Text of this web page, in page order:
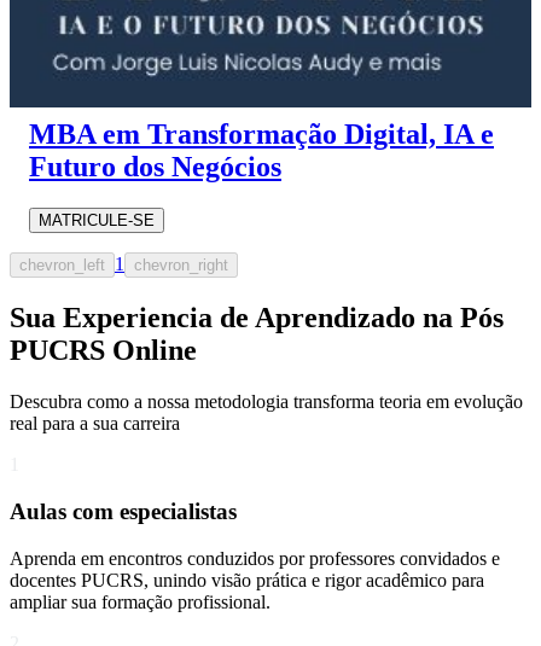
MBA em Transformação Digital, IA e
Futuro dos Negócios
MATRICULE-SE
chevron_left 1 chevron_right
Sua Experiencia de Aprendizado na Pós
PUCRS Online
Descubra como a nossa metodologia transforma teoria em evolução
real para a sua carreira​
Aulas com especialistas
Aprenda em encontros conduzidos por professores convidados e
docentes PUCRS, unindo visão prática e rigor acadêmico para
ampliar sua formação profissional.